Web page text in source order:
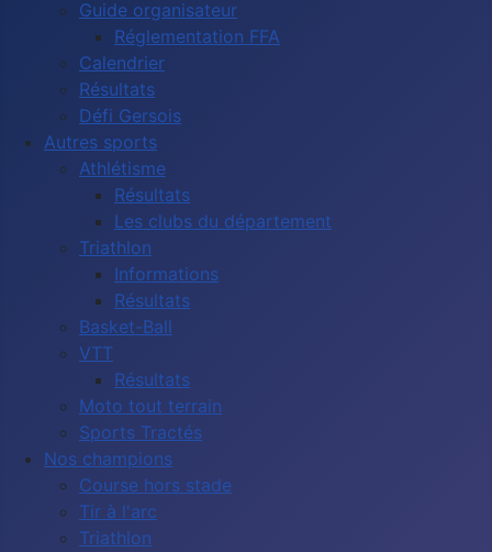
Guide organisateur
Réglementation FFA
Calendrier
Résultats
Défi Gersois
Autres sports
Athlétisme
Résultats
Les clubs du département
Triathlon
Informations
Résultats
Basket-Ball
VTT
Résultats
Moto tout terrain
Sports Tractés
Nos champions
Course hors stade
Tir à l'arc
Triathlon